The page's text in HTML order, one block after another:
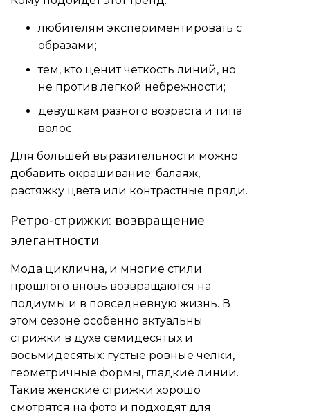
любителям экспериментировать с
образами;
тем, кто ценит четкость линий, но
не против легкой небрежности;
девушкам разного возраста и типа
волос.
Для большей выразительности можно
добавить окрашивание: балаяж,
растяжку цвета или контрастные пряди.
Ретро-стрижки: возвращение
элегантности
Мода циклична, и многие стили
прошлого вновь возвращаются на
подиумы и в повседневную жизнь. В
этом сезоне особенно актуальны
стрижки в духе семидесятых и
восьмидесятых: густые ровные челки,
геометричные формы, гладкие линии.
Такие женские стрижки хорошо
смотрятся на фото и подходят для